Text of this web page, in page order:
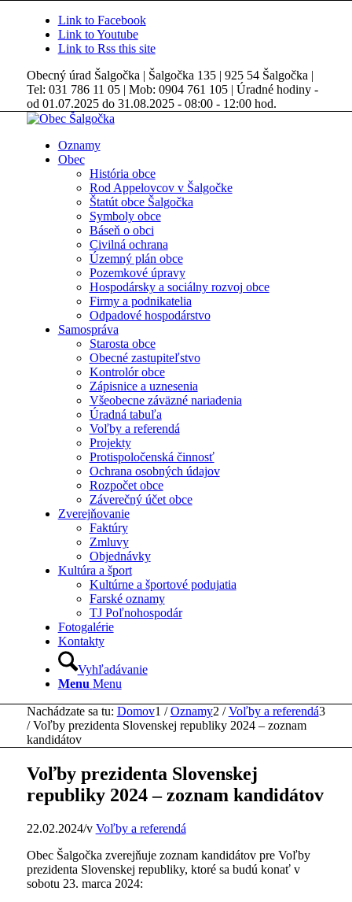
Link to Facebook
Link to Youtube
Link to Rss this site
Obecný úrad Šalgočka | Šalgočka 135 | 925 54 Šalgočka |
Tel: 031 786 11 05 | Mob: 0904 761 105 | Úradné hodiny -
od 01.07.2025 do 31.08.2025 - 08:00 - 12:00 hod.
Oznamy
Obec
História obce
Rod Appelovcov v Šalgočke
Štatút obce Šalgočka
Symboly obce
Báseň o obci
Civilná ochrana
Územný plán obce
Pozemkové úpravy
Hospodársky a sociálny rozvoj obce
Firmy a podnikatelia
Odpadové hospodárstvo
Samospráva
Starosta obce
Obecné zastupiteľstvo
Kontrolór obce
Zápisnice a uznesenia
Všeobecne záväzné nariadenia
Úradná tabuľa
Voľby a referendá
Projekty
Protispoločenská činnosť
Ochrana osobných údajov
Rozpočet obce
Záverečný účet obce
Zverejňovanie
Faktúry
Zmluvy
Objednávky
Kultúra a šport
Kultúrne a športové podujatia
Farské oznamy
TJ Poľnohospodár
Fotogalérie
Kontakty
Vyhľadávanie
Menu Menu
Nachádzate sa tu: Domov1 / Oznamy2 / Voľby a referendá3
/ Voľby prezidenta Slovenskej republiky 2024 – zoznam
kandidátov
Voľby prezidenta Slovenskej
republiky 2024 – zoznam kandidátov
22.02.2024/v Voľby a referendá
Obec Šalgočka zverejňuje zoznam kandidátov pre Voľby
prezidenta Slovenskej republiky, ktoré sa budú konať v
sobotu 23. marca 2024: